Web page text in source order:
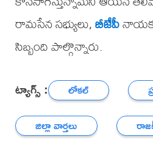
రామసేన సభ్యులు,బీజేపీ
సిబ్బంది పాల్గొన్నారు.
ట్యాగ్స్ : లోకల్
జిల్లా వార్తలు